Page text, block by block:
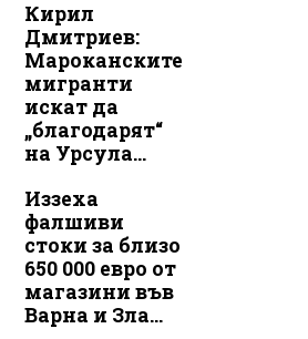
Кирил
Дмитриев:
Мароканските
мигранти
искат да
„благодарят“
на Урсула...
Иззеха
фалшиви
стоки за близо
650 000 евро от
магазини във
Варна и Зла...